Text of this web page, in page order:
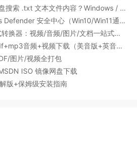
不装任何软件，如何全盘搜索 .txt 文本文件内容？Windows / Linux / macOS 的命令行指南
一键彻底卸载 Windows Defender 安全中心（Win10/Win11通用）
FormatMaster全能格式转换器：视频/音频/图片/文档一站式搞定
新概念英语1 第一册 pdf+mp3音频+视频下载（美音版+英音版）
图片/视频全打包
ISO 镜像网盘下载
版+保姆级安装指南